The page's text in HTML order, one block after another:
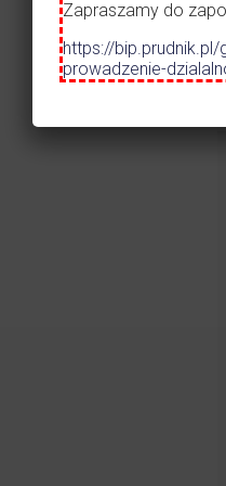
Zapraszamy do
https://
prowadzenie-